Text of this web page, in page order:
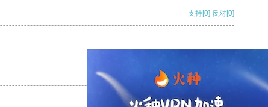
支持[0] 反对[0]
支持